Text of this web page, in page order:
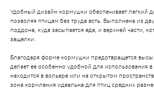
Удобный дизайн кормушки обеспечивает легкий
позволяя птицам без труда есть. Выполнена из
поддона, куда засыпается еда, и верхней части,
защелки.
Благодаря форме кормушки предотвращется
делает ее особенно удобной для использования в
находится в вольере или на открытом
зона кормления идеальна для птиц средних